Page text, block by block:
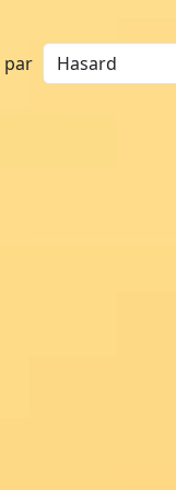
par